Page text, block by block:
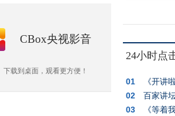
CBox央视影音
下载到桌面，观看更方便！
24小时点
01
《开讲啦
02
百家讲
03
《等着我